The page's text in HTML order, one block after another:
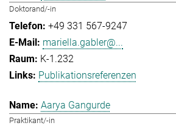
Doktorand/-in
+49 331 567-9247
mariella.gabler@...
K-1.232
Publikationsreferenzen
Aarya Gangurde
Praktikant/-in